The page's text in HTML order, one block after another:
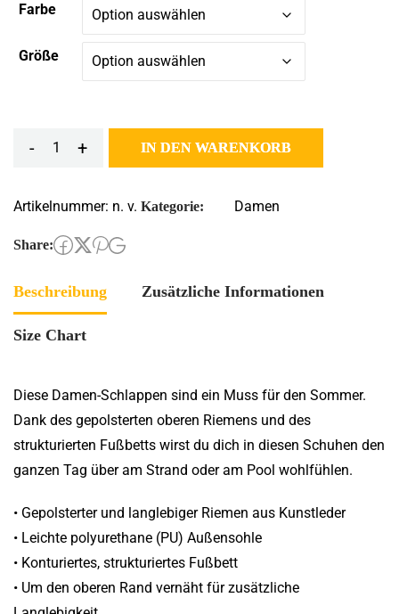
Farbe
Größe
-
Damen-
Menge
+ IN DEN WARENKORB
Artikelnummer: n. v. Kategorie: Damen
Share:
Beschreibung Zusätzliche Informationen
Size Chart
Diese Damen-Schlappen sind ein Muss für den Sommer.
Dank des gepolsterten oberen Riemens und des
strukturierten Fußbetts wirst du dich in diesen Schuhen den
ganzen Tag über am Strand oder am Pool wohlfühlen.
• Gepolsterter und langlebiger Riemen aus Kunstleder
• Leichte polyurethane (PU) Außensohle
• Konturiertes, strukturiertes Fußbett
• Um den oberen Rand vernäht für zusätzliche